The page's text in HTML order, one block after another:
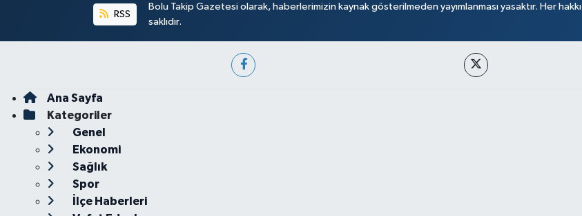
RSS
Bolu Takip Gazetesi olarak, haberlerimizin kaynak gösterilmeden yayımlanması yasaktır. Her hakkı
saklıdır.
Ana Sayfa
Kategoriler
Genel
Ekonomi
Sağlık
Spor
İlçe Haberleri